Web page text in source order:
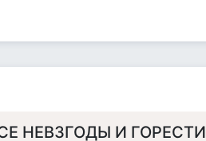
НЕВЗГОДЫ И ГОРЕСТИ